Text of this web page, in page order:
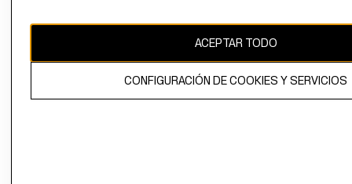
POLÍTICA
EMPRESARIAL
AVISO DE
PRIVACIDAD
GIFT CARD
AVISO DE
ACEPTAR TODO
CONFIGURACIÓN DE COOKIES Y SERVICIOS